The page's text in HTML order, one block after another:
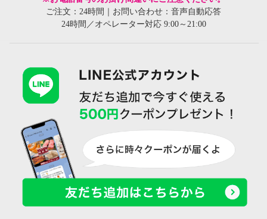
ご注文：24時間｜お問い合わせ：音声自動応答
24時間／オペレーター対応 9:00～21:00